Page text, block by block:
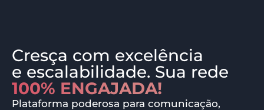
Cresça com excelência
100% ENGAJADA!
Plataforma poderosa para comunicação,